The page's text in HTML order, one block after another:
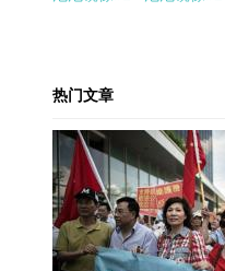
热门文章